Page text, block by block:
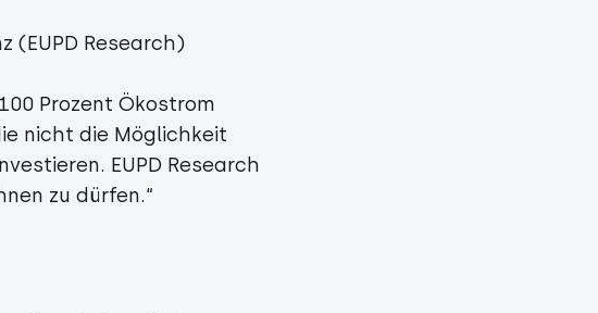
(EUPD Research)
Prozent Ökostrom
nicht die Möglichkeit
EUPD Research
zu dürfen.“